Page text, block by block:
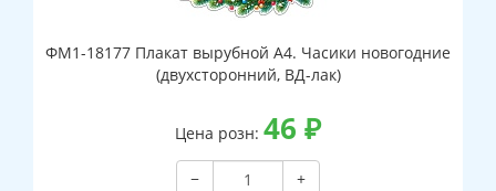
ФМ1-18177 Плакат вырубной А4. Часики новогодние
(двухсторонний, ВД-лак)
Цена розн: 46 ₽
−
+